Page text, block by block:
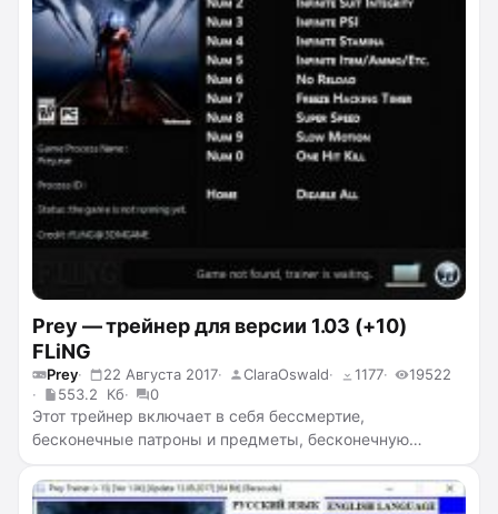
Prey — трейнер для версии 1.03 (+10)
FLiNG
Prey 22 Августа 2017 ClaraOswald 1177
19522
553.2 Кб
0
Этот трейнер включает в себя бессмертие,
бесконечные патроны и предметы, бесконечную
бесконечную выносливость, отсутствие перезарядки,
заморозку таймера взлома, ускорение и замедление